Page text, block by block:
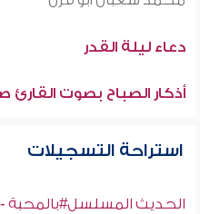
دعاء ليلة القدر
أذكار الصباح بصوت القارئ
استراحة التسجيلات
الحديث المسلسل#بالمحبة